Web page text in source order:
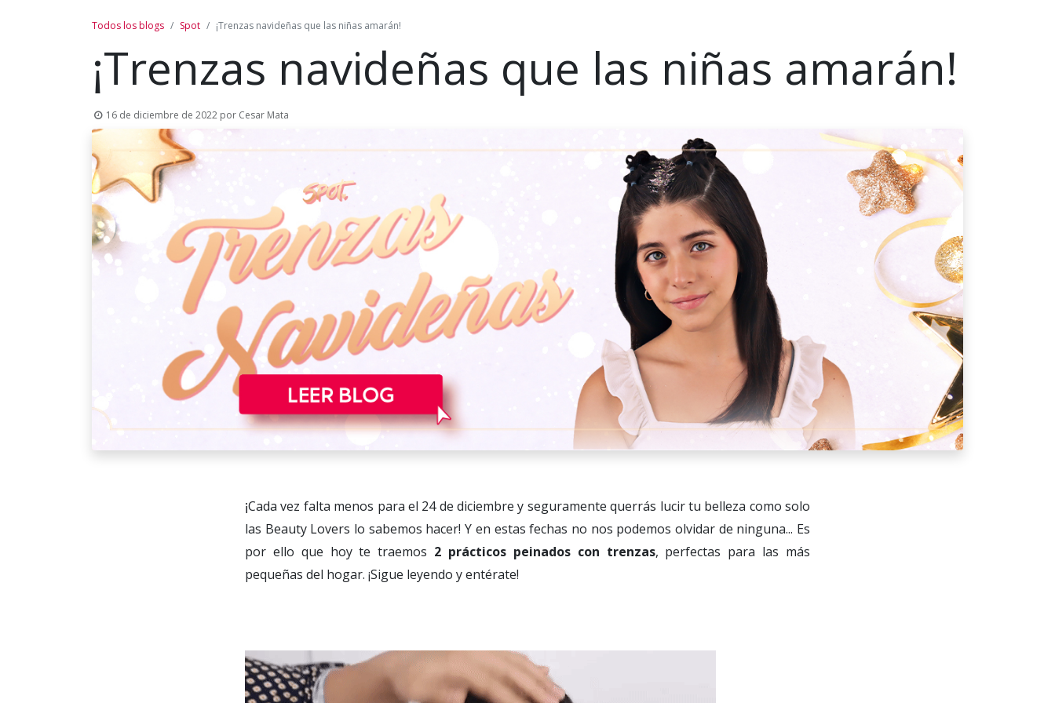
Todos los blogs Spot ¡Trenzas navideñas que las niñas amarán!
¡Trenzas navideñas que las niñas amarán!
16 de diciembre de 2022 por Cesar Mata
¡Cada vez falta menos para el 24 de diciembre y seguramente querrás lucir tu belleza como solo
las Beauty Lovers lo sabemos hacer! Y en estas fechas no nos podemos olvidar de ninguna... Es
por ello que hoy te traemos 2 prácticos peinados con trenzas, perfectas para las más
pequeñas del hogar. ¡Sigue leyendo y entérate!